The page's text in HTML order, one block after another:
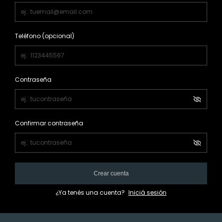
Teléfono (opcional)
Contraseña
Confirmar contraseña
Crear cuenta
¿Ya tenés una cuenta? Iniciá sesión